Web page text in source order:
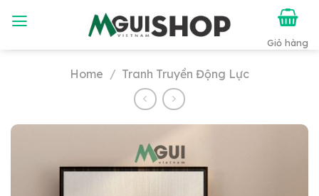
đến
Home / Tranh Truyền Động Lực